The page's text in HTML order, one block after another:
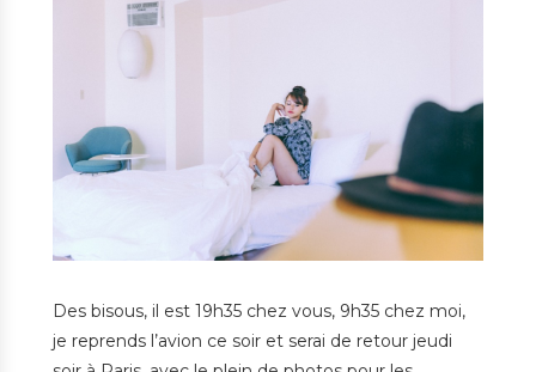
Des bisous, il est 19h35 chez vous, 9h35 chez moi,
je reprends l’avion ce soir et serai de retour jeudi